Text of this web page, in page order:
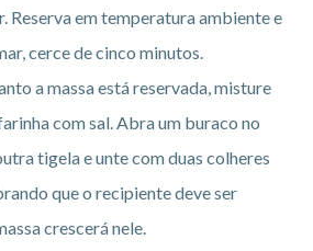
Reserva em temperatura ambiente e
cerce de cinco minutos.
a massa está reservada, misture
com sal. Abra um buraco no
tigela e unte com duas colheres
que o recipiente deve ser
crescerá nele.